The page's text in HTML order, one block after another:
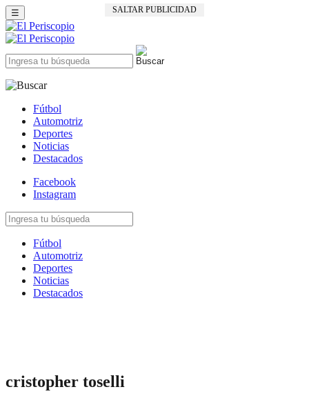
SALTAR PUBLICIDAD
☰
Fútbol
Automotriz
Deportes
Noticias
Destacados
Facebook
Instagram
Fútbol
Automotriz
Deportes
Noticias
Destacados
cristopher toselli